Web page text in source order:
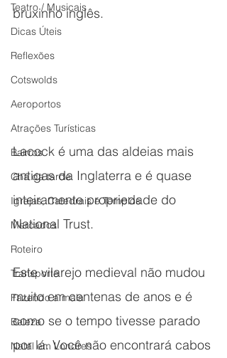
Teatro / Musicais
Dicas Úteis
Reflexões
Cotswolds
Aeroportos
Atrações Turísticas
Bairros
Chá da tarde
Igrejas, Catedrais e Templos
Mercados
Roteiro
Transporte
Fazendo a mala
Beleza
Natal em Londres
bruxinho inglês.
Lacock é uma das aldeias mais
antigas da Inglaterra e é quase
inteiramente propriedade do
National Trust.
Este vilarejo medieval não mudou
muito em centenas de anos e é
como se o tempo tivesse parado
por lá. Você não encontrará cabos